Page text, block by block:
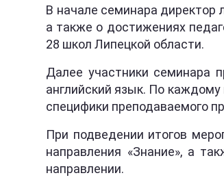
В начале семинара директор
а также о достижениях
28 школ Липецкой области.
Далее участники семинара
английский язык. По
специфики преподаваемого
При подведении итогов
направления «Знание», а
направлении.